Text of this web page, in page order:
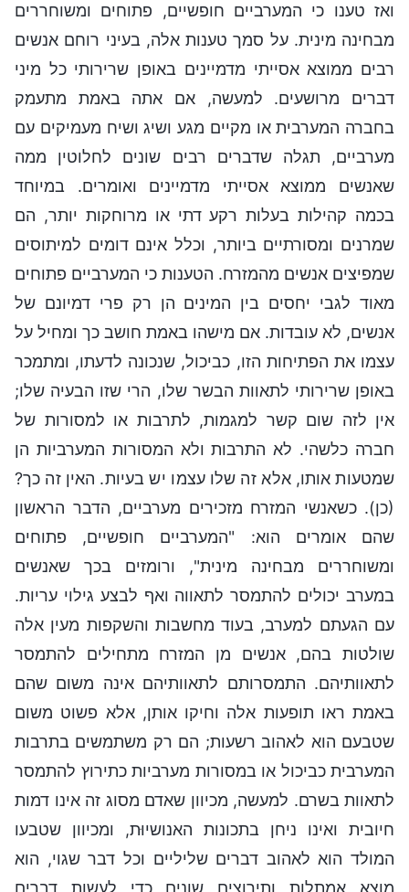
ואז טענו כי המערביים חופשיים, פתוחים ומשוחררים
מבחינה מינית. על סמך טענות אלה, בעיני רוחם אנשים
רבים ממוצא אסייתי מדמיינים באופן שרירותי כל מיני
דברים מרושעים. למעשה, אם אתה באמת מתעמק
בחברה המערבית או מקיים מגע ושיג ושיח מעמיקים עם
מערביים, תגלה שדברים רבים שונים לחלוטין ממה
שאנשים ממוצא אסייתי מדמיינים ואומרים. במיוחד
בכמה קהילות בעלות רקע דתי או מרוחקות יותר, הם
שמרנים ומסורתיים ביותר, וכלל אינם דומים למיתוסים
שמפיצים אנשים מהמזרח. הטענות כי המערביים פתוחים
מאוד לגבי יחסים בין המינים הן רק פרי דמיונם של
אנשים, לא עובדות. אם מישהו באמת חושב כך ומחיל על
עצמו את הפתיחות הזו, כביכול, שנכונה לדעתו, ומתמכר
באופן שרירותי לתאוות הבשר שלו, הרי שזו הבעיה שלו;
אין לזה שום קשר למגמות, לתרבות או למסורות של
חברה כלשהי. לא התרבות ולא המסורות המערביות הן
שמטעות אותו, אלא זה שלו עצמו יש בעיות. האין זה כך?
(כן). כשאנשי המזרח מזכירים מערביים, הדבר הראשון
שהם אומרים הוא: "המערביים חופשיים, פתוחים
ומשוחררים מבחינה מינית", ורומזים בכך שאנשים
במערב יכולים להתמסר לתאווה ואף לבצע גילוי עריות.
עם הגעתם למערב, בעוד מחשבות והשקפות מעין אלה
שולטות בהם, אנשים מן המזרח מתחילים להתמסר
לתאוותיהם. התמסרותם לתאוותיהם אינה משום שהם
באמת ראו תופעות אלה וחיקו אותן, אלא פשוט משום
שטבעם הוא לאהוב רשעות; הם רק משתמשים בתרבות
המערבית כביכול או במסורות מערביות כתירוץ להתמסר
לתאוות בשרם. למעשה, מכיוון שאדם מסוג זה אינו דמות
חיובית ואינו ניחן בתכונות האנושיוּת, ומכיוון שטבעו
המולד הוא לאהוב דברים שליליים וכל דבר שגוי, הוא
מוצא אמתלות ותירוצים שונים כדי לעשות דברים